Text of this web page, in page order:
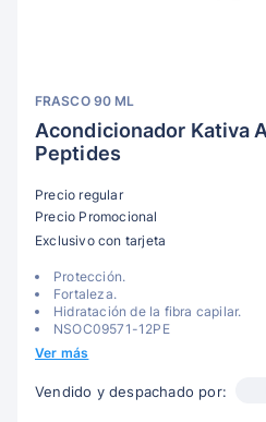
FRASCO 90 ML
Acondicionador Kativa
Peptides
Precio regular
Precio Promocional
Exclusivo con tarjeta
Protección.
Fortaleza.
Hidratación de la fibra capilar.
NSOC09571-12PE
Ver más
Vendido y despachado por: